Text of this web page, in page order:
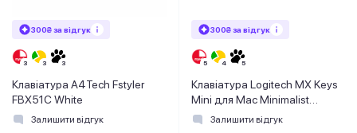
300₴ за відгук
Клавіатура A4Tech Fstyler
FBX51C White
Залишити відгук
300₴ за відгук
Клавіатура Logitech MX Keys
Mini для Mac Minimalist
Wireless Illuminated Space
Залишити відгук